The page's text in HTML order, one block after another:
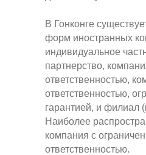
В Гонконге
форм иностранных
индивидуальное
партнерство,
ответственностью,
ответственностью,
гарантией, и филиал
Наиболее
компания с
ответственностью.